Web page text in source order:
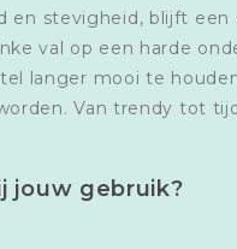
stevigheid, blijft
val op een harde
langer mooi te
Van trendy tot
jouw gebruik?